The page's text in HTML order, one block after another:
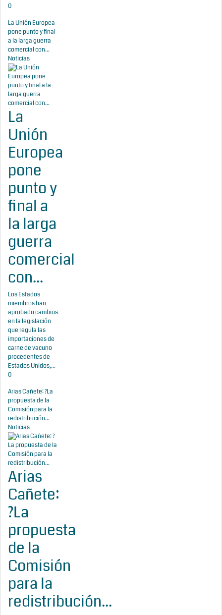
0
La Unión Europea
pone punto y final
a la larga guerra
comercial con...
Noticias
La
Unión
Europea
pone
punto y
final a
la larga
guerra
comercial
con...
Los Estados
miembros han
aprobado cambios
en la legislación
que regula las
importaciones de
carne de vacuno
procedentes de
Estados Unidos,...
0
Arias Cañete: ?La
propuesta de la
Comisión para la
redistribución...
Noticias
Arias
Cañete:
?La
propuesta
de la
Comisión
para la
redistribución...